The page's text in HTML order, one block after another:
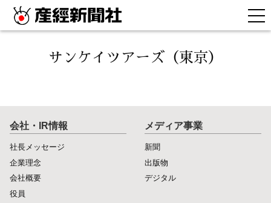
サンケイツアーズ（東京）
会社・IR情報
社長メッセージ
企業理念
会社概要
役員
メディア事業
新聞
出版物
デジタル